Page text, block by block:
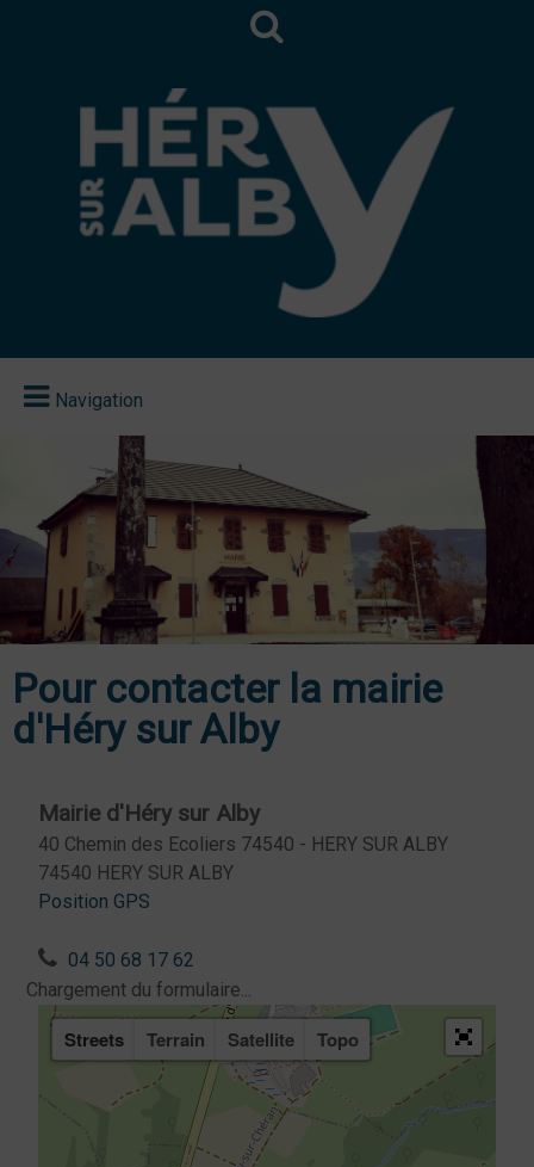
Navigation
Pour contacter la mairie
d'Héry sur Alby
Mairie d'Héry sur Alby
40 Chemin des Ecoliers 74540 - HERY SUR ALBY
74540 HERY SUR ALBY
Position GPS
04 50 68 17 62
Chargement du formulaire...
Streets Terrain Satellite Topo